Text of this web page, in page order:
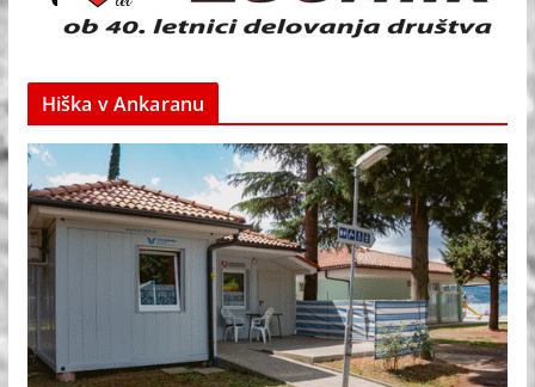
Hiška v Ankaranu